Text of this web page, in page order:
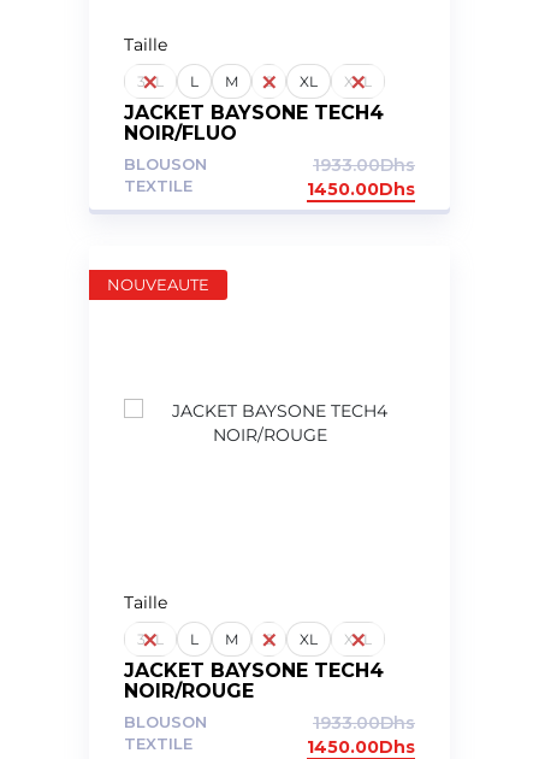
Taille
3XL L M S XL XXL
JACKET BAYSONE TECH4
NOIR/FLUO
BLOUSON
TEXTILE
1933.00Dhs
1450.00Dhs
Taille
3XL L M S XL XXL
JACKET BAYSONE TECH4
NOIR/ROUGE
BLOUSON
TEXTILE
1933.00Dhs
1450.00Dhs
NOUVEAUTE